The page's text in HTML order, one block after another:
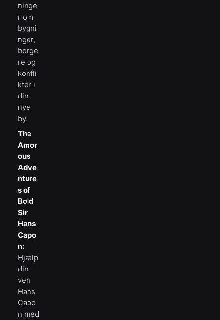
ninge
r om
bygni
nger,
borge
re og
konfli
kter i
din
nye
by.
The
Amor
ous
Adve
nture
s of
Bold
Sir
Hans
Capo
n:
Hjælp
din
ven
Hans
Capo
n med